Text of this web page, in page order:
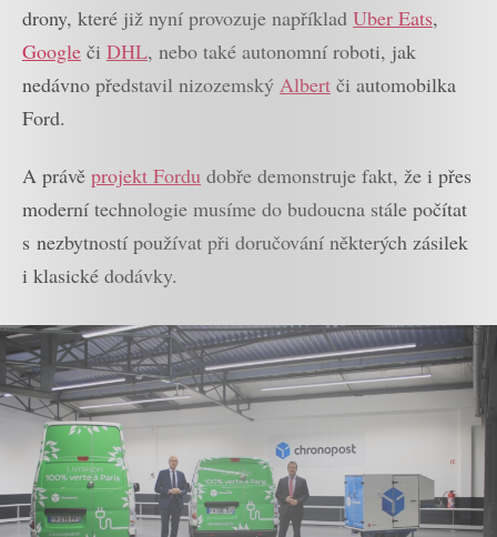
drony, které již nyní provozuje například Uber Eats,
Google či DHL, nebo také autonomní roboti, jak
nedávno představil nizozemský Albert či automobilka
Ford.
A právě projekt Fordu dobře demonstruje fakt, že i přes
moderní technologie musíme do budoucna stále počítat
s nezbytností používat při doručování některých zásilek
i klasické dodávky.